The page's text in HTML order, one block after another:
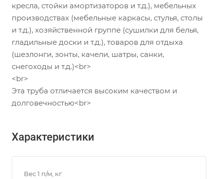
кресла, стойки амортизаторов и т.д.), мебельных
производствах (мебельные каркасы, стулья, столы
и т.д.), хозяйственной группе (сушилки для белья,
гладильные доски и т.д.), товаров для отдыха
(шезлонги, зонты, качели, шатры, санки,
снегоходы и т.д.)<br>
<br>
Эта труба отличается высоким качеством и
долговечностью<br>
Характеристики
Вес 1 п/м, кг